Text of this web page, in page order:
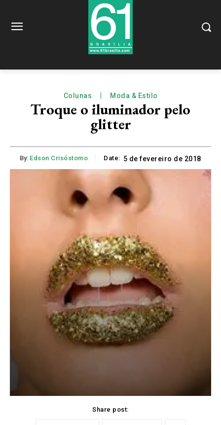
Colunas Moda & Estilo
Troque o iluminador pelo
glitter
By: Edson Crisóstomo Date: 5 de fevereiro de 2018
Share post: